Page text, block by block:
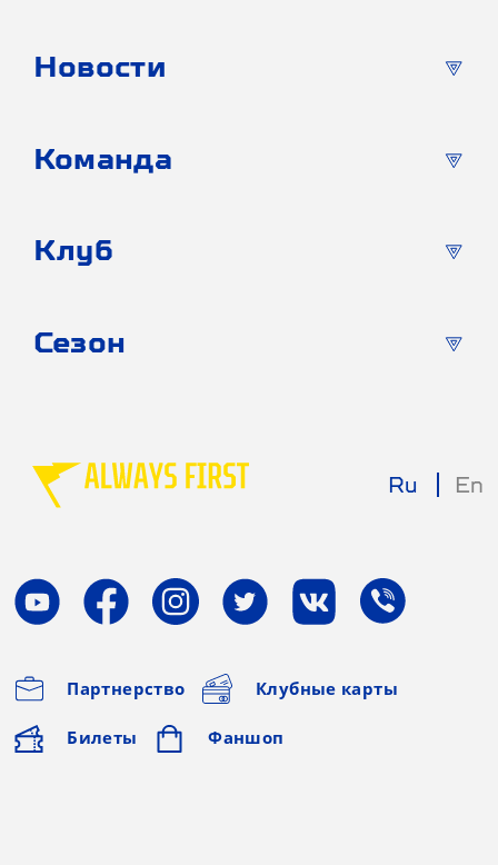
Ru En
Партнерство Клубные карты
Билеты Фаншоп
Новости
Команда
Клуб
Сезон